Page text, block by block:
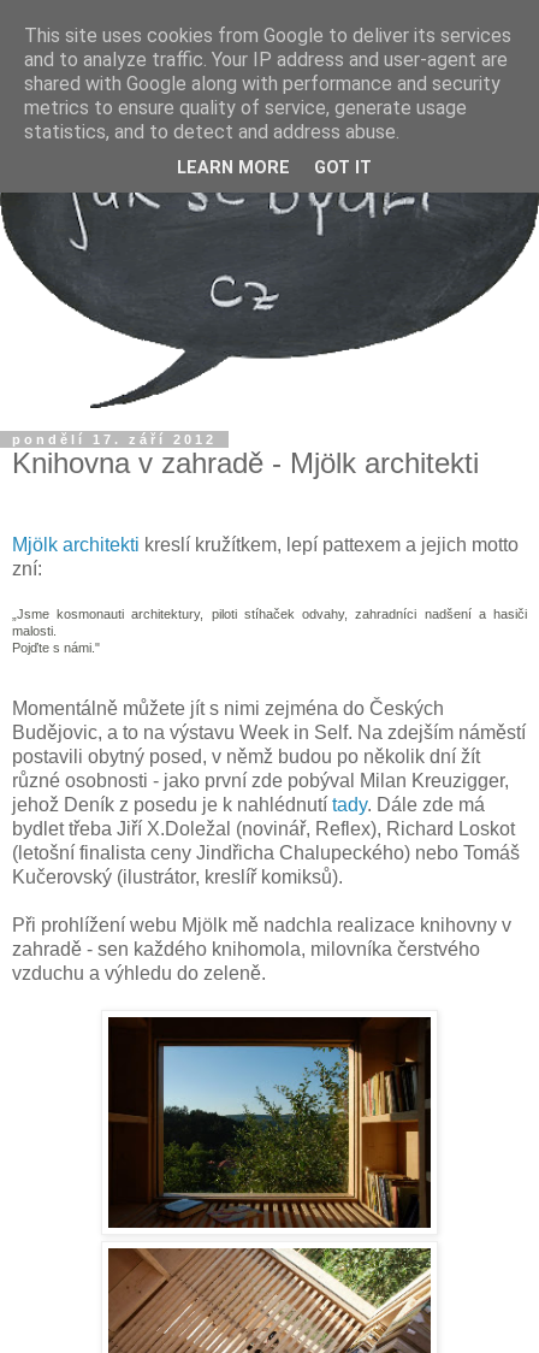
pondělí 17. září 2012
Knihovna v zahradě - Mjölk architekti
Mjölk architekti kreslí kružítkem, lepí pattexem a jejich motto
zní:
„Jsme kosmonauti architektury, piloti stíhaček odvahy, zahradníci nadšení a hasiči
malosti.
Pojďte s námi."
Momentálně můžete jít s nimi zejména do Českých
Budějovic, a to na výstavu Week in Self. Na zdejším náměstí
postavili obytný posed, v němž budou po několik dní žít
různé osobnosti - jako první zde pobýval Milan Kreuzigger,
jehož Deník z posedu je k nahlédnutí tady. Dále zde má
bydlet třeba Jiří X.Doležal (novinář, Reflex), Richard Loskot
(letošní finalista ceny Jindřicha Chalupeckého) nebo Tomáš
Kučerovský (ilustrátor, kreslíř komiksů).
Při prohlížení webu Mjölk mě nadchla realizace knihovny v
zahradě - sen každého knihomola, milovníka čerstvého
vzduchu a výhledu do zeleně.
This site uses cookies from Google to deliver its services
and to analyze traffic. Your IP address and user-agent are
shared with Google along with performance and security
metrics to ensure quality of service, generate usage
statistics, and to detect and address abuse.
LEARN MORE GOT IT